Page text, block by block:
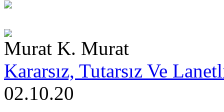
Murat K. Murat
Kararsız, Tutarsız Ve
02.10.20